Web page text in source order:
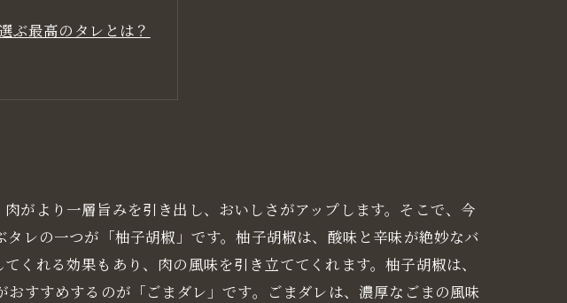
ぶ最高のタレとは？
がより一層旨みを引き出し、おいしさがアップします。そこで、今
レの一つが「柚子胡椒」です。柚子胡椒は、酸味と辛味が絶妙なバ
くれる効果もあり、肉の風味を引き立ててくれます。柚子胡椒は、
すすめするのが「ごまダレ」です。ごまダレは、濃厚なごまの風味